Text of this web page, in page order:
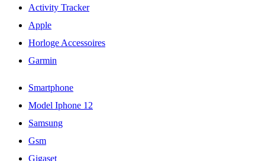
Activity Tracker
Apple
Horloge Accessoires
Garmin
Smartphone
Model Iphone 12
Samsung
Gsm
Gigaset